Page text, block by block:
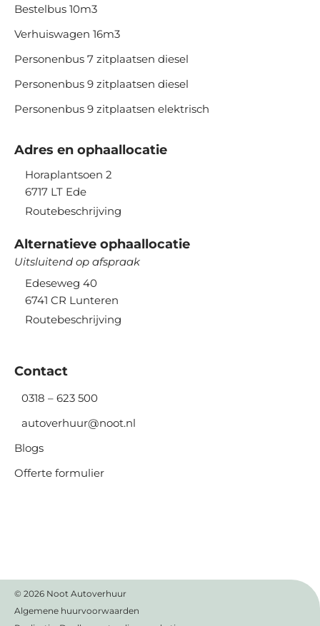
Bestelbus 10m3
Verhuiswagen 16m3
Personenbus 7 zitplaatsen diesel
Personenbus 9 zitplaatsen diesel
Personenbus 9 zitplaatsen elektrisch
Adres en ophaallocatie
Horaplantsoen 2
6717 LT Ede
Routebeschrijving
Alternatieve ophaallocatie
Uitsluitend op afspraak
Edeseweg 40
6741 CR Lunteren
Routebeschrijving
Contact
0318 – 623 500
autoverhuur@noot.nl
Blogs
Offerte formulier
© 2026 Noot Autoverhuur
Algemene huurvoorwaarden